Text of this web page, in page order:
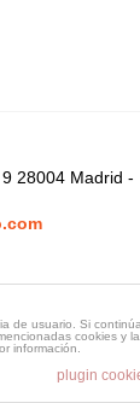
28004 Madrid -
de usuario. Si
cookies y la
información.
plugin